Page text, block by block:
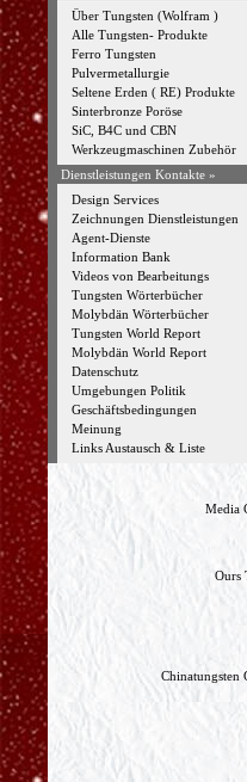
Über Tungsten (Wolfram )
Alle Tungsten- Produkte
Ferro Tungsten
Pulvermetallurgie
Seltene Erden ( RE) Produkte
Sinterbronze Poröse
SiC, B4C und CBN
Werkzeugmaschinen Zubehör
Dienstleistungen Kontakte »
Design Services
Zeichnungen Dienstleistungen
Agent-Dienste
Information Bank
Videos von Bearbeitungs
Tungsten Wörterbücher
Molybdän Wörterbücher
Tungsten World Report
Molybdän World Report
Datenschutz
Umgebungen Politik
Geschäftsbedingungen
Meinung
Links Austausch & Liste
Media
Ours
Chinatungsten